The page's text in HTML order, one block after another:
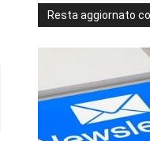
Resta aggiornato